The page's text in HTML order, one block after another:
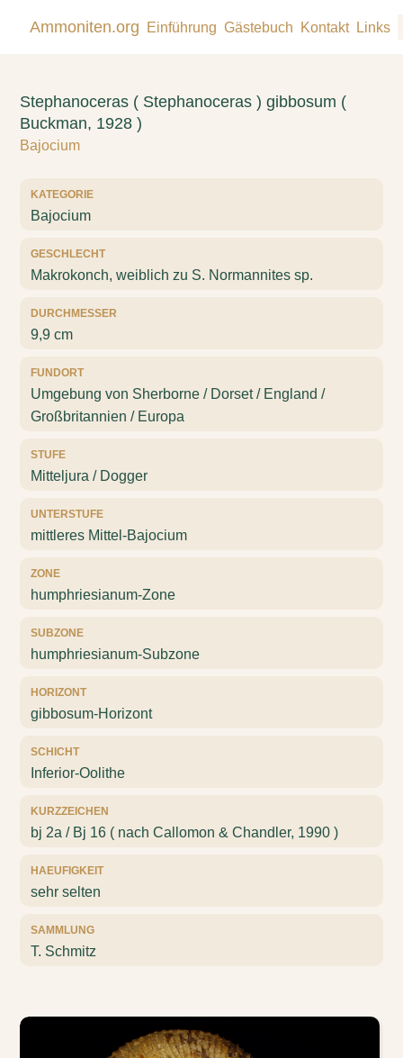
Ammoniten.org Einführung Gästebuch Kontakt Links
Stephanoceras ( Stephanoceras ) gibbosum (
Buckman, 1928 )
Bajocium
KATEGORIE
Bajocium
GESCHLECHT
Makrokonch, weiblich zu S. Normannites sp.
DURCHMESSER
9,9 cm
FUNDORT
Umgebung von Sherborne / Dorset / England /
Großbritannien / Europa
STUFE
Mitteljura / Dogger
UNTERSTUFE
mittleres Mittel-Bajocium
ZONE
humphriesianum-Zone
SUBZONE
humphriesianum-Subzone
HORIZONT
gibbosum-Horizont
SCHICHT
Inferior-Oolithe
KURZZEICHEN
bj 2a / Bj 16 ( nach Callomon & Chandler, 1990 )
HAEUFIGKEIT
sehr selten
SAMMLUNG
T. Schmitz